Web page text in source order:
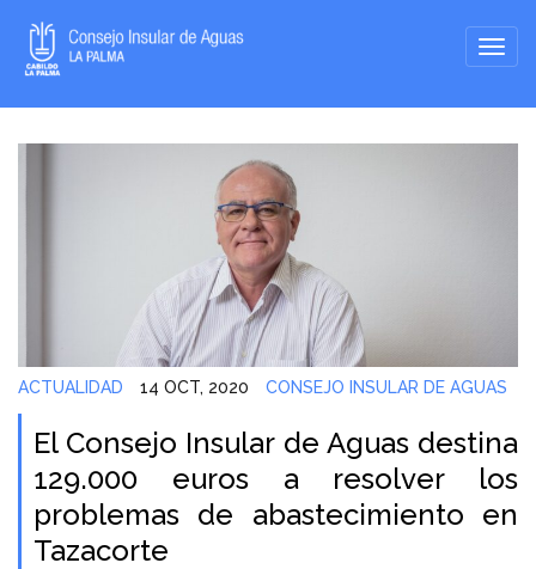
ACTUALIDAD 14 OCT, 2020 CONSEJO INSULAR DE AGUAS
El Consejo Insular de Aguas destina
129.000 euros a resolver los
problemas de abastecimiento en
Tazacorte